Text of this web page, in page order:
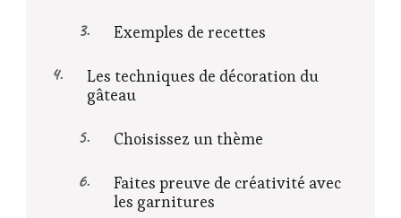
Exemples de recettes
Les techniques de décoration du
gâteau
Choisissez un thème
Faites preuve de créativité avec
les garnitures